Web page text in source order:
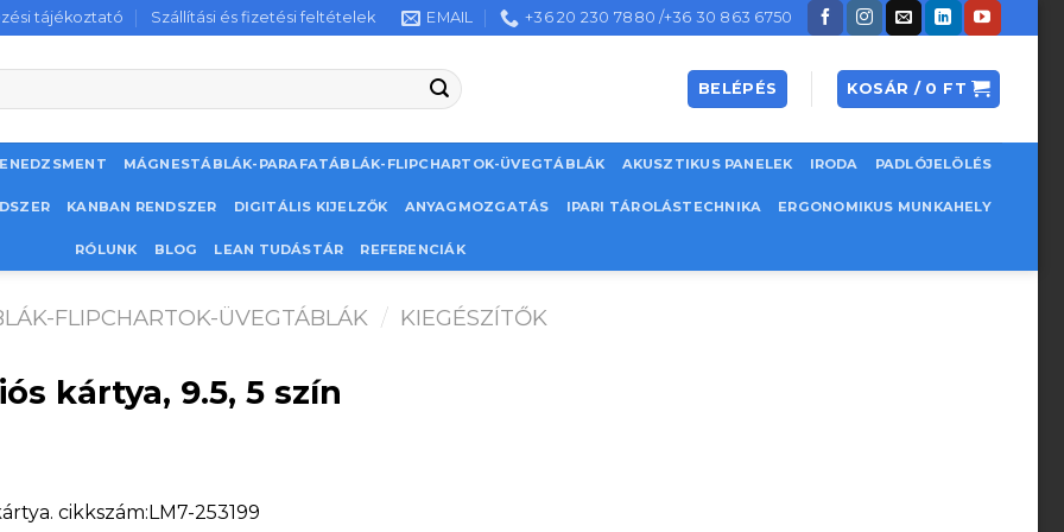
tájékoztató Szállítási és fizetési feltételek EMAIL +36 20 230 7880 /+36 30 863 6750
BELÉPÉS KOSÁR / 0 FT
MÁGNESTÁBLÁK-PARAFATÁBLÁK-FLIPCHARTOK-ÜVEGTÁBLÁK AKUSZTIKUS PANELEK IRODA PADLÓJELÖLÉS
KANBAN RENDSZER DIGITÁLIS KIJELZŐK ANYAGMOZGATÁS IPARI TÁROLÁSTECHNIKA ERGONOMIKUS MUNKAHELY
RÓLUNK BLOG LEAN TUDÁSTÁR REFERENCIÁK
FLIPCHARTOK-ÜVEGTÁBLÁK / KIEGÉSZÍTŐK
kártya, 9.5, 5 szín
cikkszám:LM7-253199